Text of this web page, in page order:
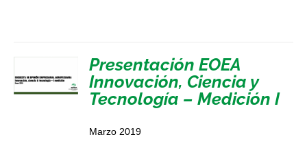
Presentación EOEA
Innovación, Ciencia y
Tecnología – Medición I
Marzo 2019